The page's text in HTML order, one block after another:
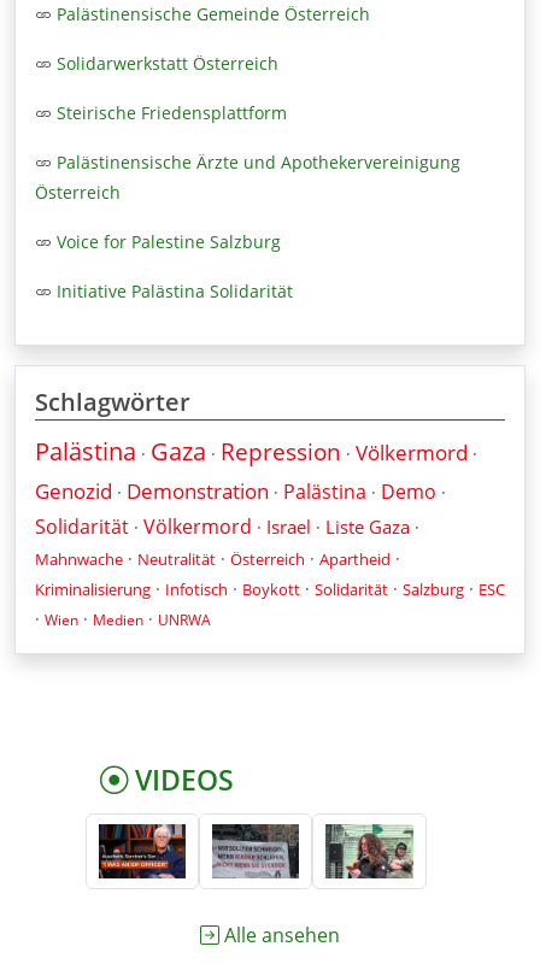
Palästinensische Gemeinde Österreich
Solidarwerkstatt Österreich
Steirische Friedensplattform
Palästinensische Ärzte und Apothekervereinigung
Österreich
Voice for Palestine Salzburg
Initiative Palästina Solidarität
Schlagwörter
Palästina · Gaza · Repression · Völkermord ·
Genozid · Demonstration · Palästina · Demo ·
Solidarität · Völkermord · Israel · Liste Gaza ·
Mahnwache · Neutralität · Österreich · Apartheid ·
Kriminalisierung · Infotisch · Boykott · Solidarität · Salzburg · ESC
· Wien · Medien · UNRWA
VIDEOS
Alle ansehen